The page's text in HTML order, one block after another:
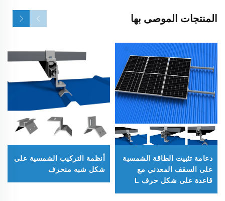
المنتجات الموصى بها
دعامة تثبيت الطاقة الشمسية
على السقف المعدني مع
قاعدة على شكل حرف L
أنظمة التركيب الشمسية على
شكل شبه منحرف